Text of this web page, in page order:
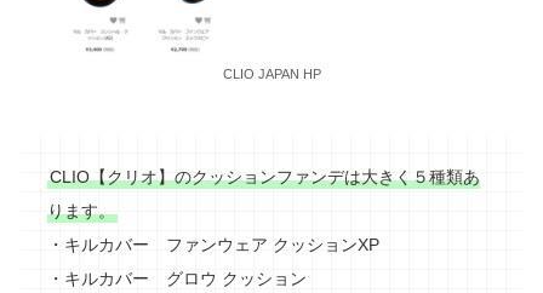
CLIO JAPAN HP
CLIO【クリオ】のクッションファンデは大きく５種類あ
ります。
・キルカバー ファンウェア クッションXP
・キルカバー グロウ クッション